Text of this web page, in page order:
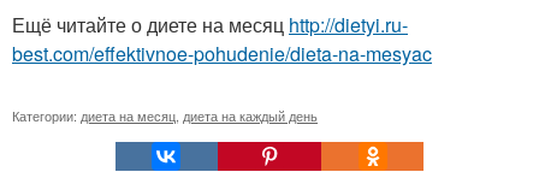
Ещё читайте о диете на месяц http://dietyi.ru-
best.com/effektivnoe-pohudenie/dieta-na-mesyac
Категории: диета на месяц диета на каждый день